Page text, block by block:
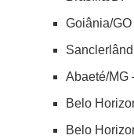
Goiânia/
Abaeté/MG
Belo
Belo